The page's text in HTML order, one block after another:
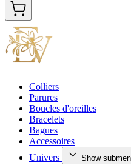
Colliers
Parures
Boucles d'oreilles
Bracelets
Bagues
Accessoires
Univers
Show